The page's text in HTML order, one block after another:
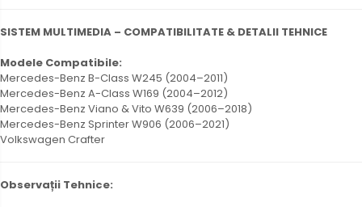
SISTEM MULTIMEDIA – COMPATIBILITATE & DETALII TEHNICE
Modele Compatibile:
Mercedes-Benz B-Class W245 (2004–2011)
Mercedes-Benz A-Class W169 (2004–2012)
Mercedes-Benz Viano & Vito W639 (2006–2018)
Mercedes-Benz Sprinter W906 (2006–2021)
Volkswagen Crafter
Observații Tehnice: